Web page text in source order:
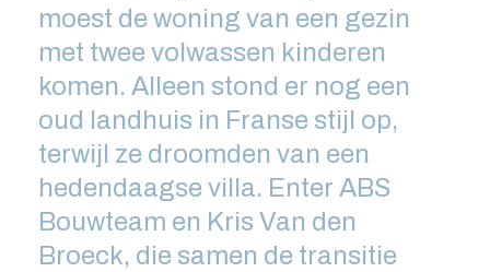
moest de woning van een gezin
met twee volwassen kinderen
komen. Alleen stond er nog een
oud landhuis in Franse stijl op,
terwijl ze droomden van een
hedendaagse villa. Enter ABS
Bouwteam en Kris Van den
Broeck, die samen de transitie